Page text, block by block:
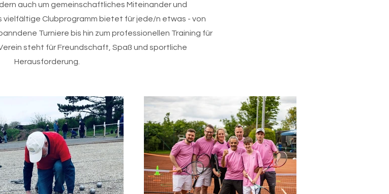
auch um gemeinschaftliches Miteinander und
vielfältige Clubprogramm bietet für jede/n etwas - von
Turniere bis hin zum professionellen Training für
steht für Freundschaft, Spaß und sportliche
Herausforderung.